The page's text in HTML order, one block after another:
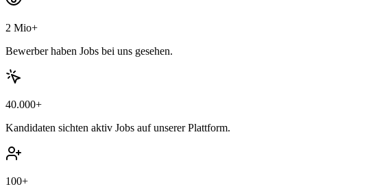
2 Mio+
Bewerber haben Jobs bei uns gesehen.
40.000+
Kandidaten sichten aktiv Jobs auf unserer Plattform.
100+